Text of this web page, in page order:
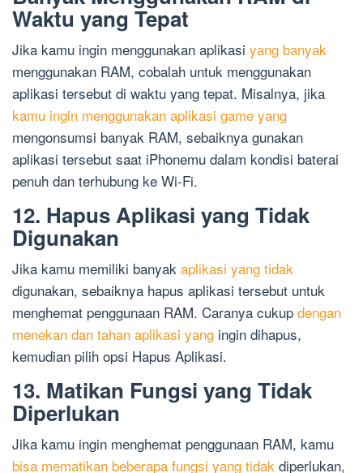
Waktu yang Tepat
Jika kamu ingin menggunakan aplikasi yang banyak
menggunakan RAM, cobalah untuk menggunakan
aplikasi tersebut di waktu yang tepat. Misalnya, jika
kamu ingin menggunakan aplikasi game yang
mengonsumsi banyak RAM, sebaiknya gunakan
aplikasi tersebut saat iPhonemu dalam kondisi baterai
penuh dan terhubung ke Wi-Fi.
12. Hapus Aplikasi yang Tidak
Digunakan
Jika kamu memiliki banyak aplikasi yang tidak
digunakan, sebaiknya hapus aplikasi tersebut untuk
menghemat penggunaan RAM. Caranya cukup dengan
menekan dan tahan aplikasi yang ingin dihapus,
kemudian pilih opsi Hapus Aplikasi.
13. Matikan Fungsi yang Tidak
Diperlukan
Jika kamu ingin menghemat penggunaan RAM, kamu
bisa mematikan beberapa fungsi yang tidak diperlukan,